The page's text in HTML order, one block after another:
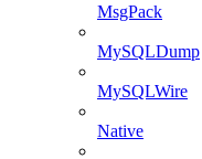
MsgPack
MySQLDump
MySQLWire
Native